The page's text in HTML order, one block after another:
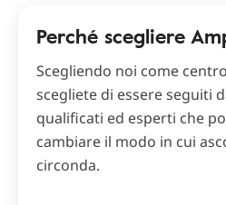
Perché scegliere
Scegliendo noi come
scegliete di essere seguiti
qualificati ed esperti che
cambiare il modo in cui
circonda.